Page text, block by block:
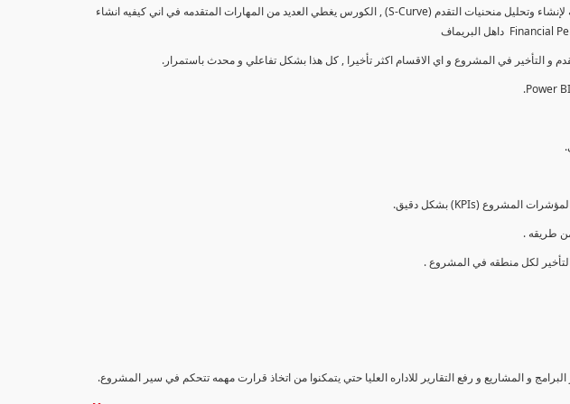
تهدف هذه الدورة إلى تزويد المشاركين بالمهارات والمعرفة اللازمة لإنشاء وتحليل منحنيات التقدم (S-Curve) , الكورس يغطي العديد من المهارات المتقدمه في اني كيفيه انشاء
و المشاريع و رفع التقارير للاداره العليا حتي يتمكنوا من اتخاذ قرارت مهمه تتحكم في سير المشروع.